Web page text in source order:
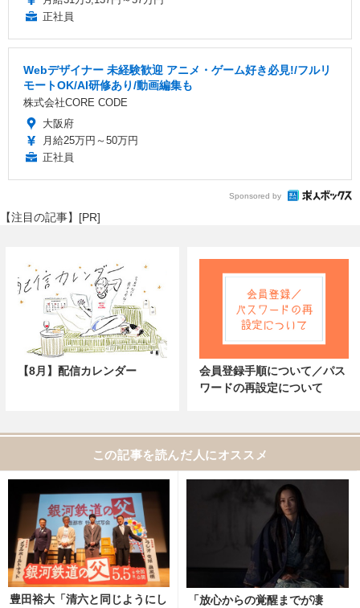
正社員
Webデザイナー 未経験歓迎 アニメ・ゲーム好き必見!/フルリ
モートOK/AI研修あり/動画編集も
株式会社CORE CODE
大阪府
月給25万円～50万円
正社員
Sponsored by
【注目の記事】[PR]
【8月】配信カレンダー
会員登録手順について／パス
ワードの再設定について
この記事を読んだ人にオススメ
豊田裕大「清六と同じようにし
「放心からの覚醒までが凄